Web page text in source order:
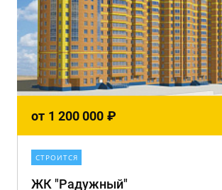
от 1 200 000 ₽
СТРОИТСЯ
ЖК "Радужный"